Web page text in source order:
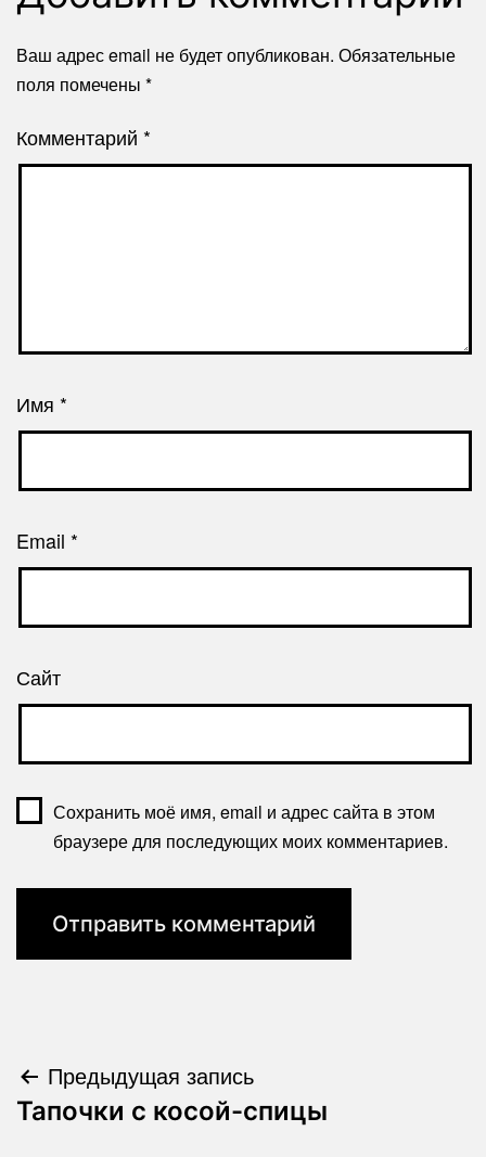
Ваш адрес email не будет опубликован. Обязательные
поля помечены *
Комментарий *
Имя *
Email *
Сайт
Сохранить моё имя, email и адрес сайта в этом
браузере для последующих моих комментариев.
Навигация
по
Предыдущая запись
Тапочки с косой-спицы